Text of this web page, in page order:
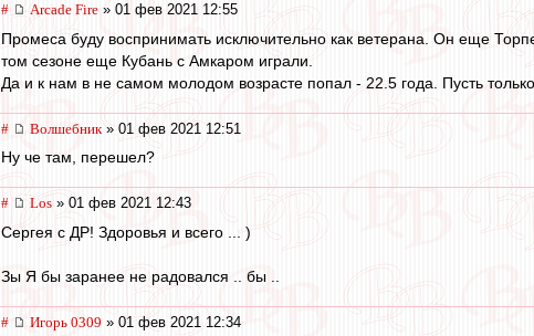
# Arcade Fire » 01 фев 2021 12:55
Промеса буду воспринимать исключительно как ветерана. Он еще
том сезоне еще Кубань с Амкаром играли.
Да и к нам в не самом молодом возрасте попал - 22.5 года. Пусть
# Волшебник » 01 фев 2021 12:51
Ну че там, перешел?
# Los » 01 фев 2021 12:43
Сергея с ДР! Здоровья и всего ... )
Зы Я бы заранее не радовался .. бы ..
# Игорь 0309 » 01 фев 2021 12:34